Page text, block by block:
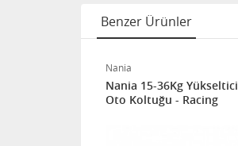
Benzer Ürünler
Nania
Nania 15-36Kg Yükseltici
Oto Koltuğu - Racing